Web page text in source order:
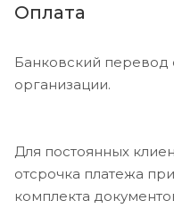
Оплата
Банковский перевод
организации.
Для постоянных
отсрочка платежа
комплекта